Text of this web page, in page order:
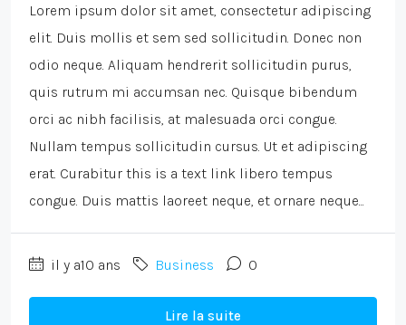
Lorem ipsum dolor sit amet, consectetur adipiscing
elit. Duis mollis et sem sed sollicitudin. Donec non
odio neque. Aliquam hendrerit sollicitudin purus,
quis rutrum mi accumsan nec. Quisque bibendum
orci ac nibh facilisis, at malesuada orci congue.
Nullam tempus sollicitudin cursus. Ut et adipiscing
erat. Curabitur this is a text link libero tempus
congue. Duis mattis laoreet neque, et ornare neque...
il y a10 ans Business 0
Lire la suite